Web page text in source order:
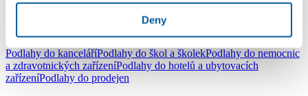
Deny
Podlahy pro komerční užití
Podlahy do kanceláříPodlahy do škol a školekPodlahy do nemocnic
a zdravotnických zařízeníPodlahy do hotelů a ubytovacích
zařízeníPodlahy do prodejen